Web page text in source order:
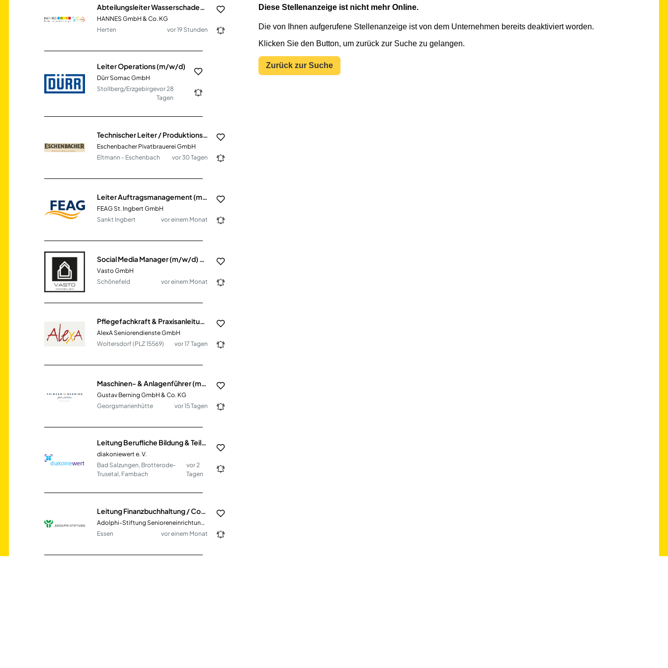
HANNES GmbH & Co. KG
Herten
vor 19 Stunden
Leiter Operations (m/w/d)
Dürr Somac GmbH
Stollberg/Erzgebirgevor 28
Tagen
Technischer Leiter / Produktionsleiter (m/w/d)
Eschenbacher Pivatbrauerei GmbH
Eltmann - Eschenbach
vor 30 Tagen
Leiter Auftragsmanagement (m/w/d)
FEAG St. Ingbert GmbH
Sankt Ingbert
vor einem Monat
Vasto GmbH
Schönefeld
vor einem Monat
Pflegefachkraft & Praxisanleitung (m/w/d)
AlexA Seniorendienste GmbH
Woltersdorf (PLZ 15569)
vor 17 Tagen
Maschinen- & Anlagenführer (m/w/d) im Lebensmittelbereich
Gustav Berning GmbH & Co. KG
Georgsmarienhütte
vor 15 Tagen
Leitung Berufliche Bildung & Teilhabe - Sozialpädagogik (m/w/d)
diakoniewert e. V.
Bad Salzungen, Brotterode-
Trusetal, Fambach
vor 2
Tagen
Leitung Finanzbuchhaltung / Controlling in Stellvertretung (m/w/d)
Adolphi-Stiftung Senioreneinrichtungen gGmbH
Essen
vor einem Monat